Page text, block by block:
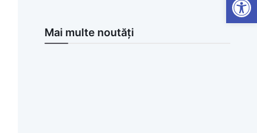
Mai multe noutăți